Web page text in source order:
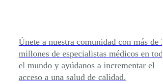
Únete a nuestra comunidad con más de 2
millones de especialistas médicos en todo
el mundo y ayúdanos a incrementar el
acceso a una salud de calidad.